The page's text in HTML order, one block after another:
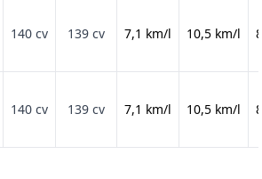
140 cv 139 cv 7,1 km/l 10,5 km/l
140 cv 139 cv 7,1 km/l 10,5 km/l